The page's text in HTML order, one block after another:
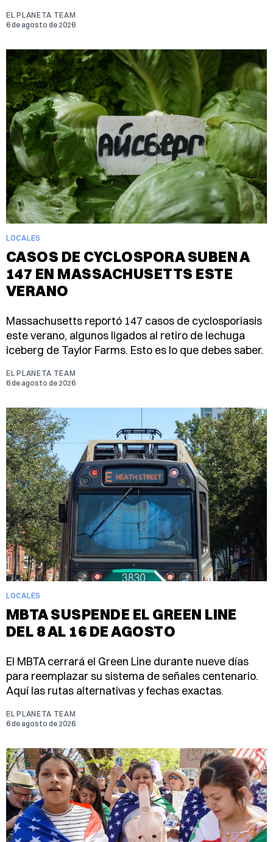
EL PLANETA TEAM
6 de agosto de 2026
LOCALES
CASOS DE CYCLOSPORA SUBEN A
147 EN MASSACHUSETTS ESTE
VERANO
Massachusetts reportó 147 casos de cyclosporiasis
este verano, algunos ligados al retiro de lechuga
iceberg de Taylor Farms. Esto es lo que debes saber.
EL PLANETA TEAM
6 de agosto de 2026
LOCALES
MBTA SUSPENDE EL GREEN LINE
DEL 8 AL 16 DE AGOSTO
El MBTA cerrará el Green Line durante nueve días
para reemplazar su sistema de señales centenario.
Aquí las rutas alternativas y fechas exactas.
EL PLANETA TEAM
6 de agosto de 2026